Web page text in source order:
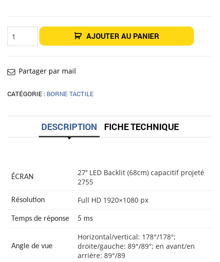
quantité
de AJOUTER AU PANIER
Partager par mail
CATÉGORIE : BORNE TACTILE
DESCRIPTION FICHE TECHNIQUE
ÉCRAN
27’’ LED Backlit (68cm) capacitif projeté
2755
Résolution Full HD 1920×1080 px
Temps de réponse 5 ms
Angle de vue
Horizontal/vertical: 178°/178°;
droite/gauche: 89°/89°; en avant/en
arrière: 89°/89